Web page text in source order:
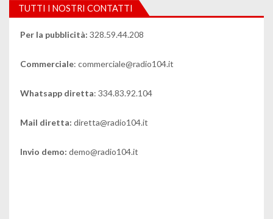
TUTTI I NOSTRI CONTATTI
Per la pubblicità: 328.59.44.208
Commerciale: commerciale@radio104.it
Whatsapp diretta: 334.83.92.104
Mail diretta: diretta@radio104.it
Invio demo: demo@radio104.it